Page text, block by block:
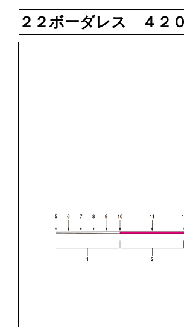
２２ボーダレス ４２